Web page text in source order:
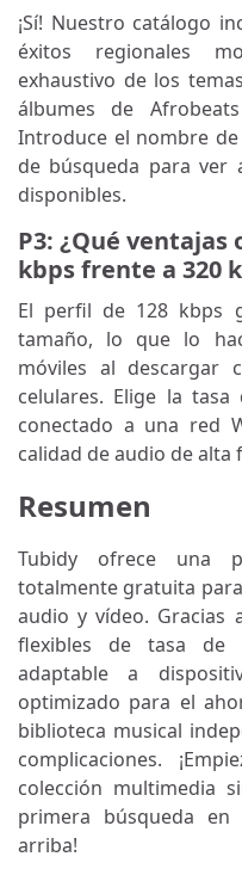
¡Sí! Nuestro catálogo
éxitos regionales
exhaustivo de los
álbumes de
Introduce el nombre
de búsqueda para ver
disponibles.
P3: ¿Qué ventajas
kbps frente a 320
El perfil de 128 kbps
tamaño, lo que lo
móviles al descargar
celulares. Elige la
conectado a una red
calidad de audio de alta
Resumen
Tubidy ofrece una
totalmente gratuita
audio y vídeo. Gracias
flexibles de tasa de
adaptable a
optimizado para el
biblioteca musical
complicaciones.
colección multimedia
primera búsqueda
arriba!